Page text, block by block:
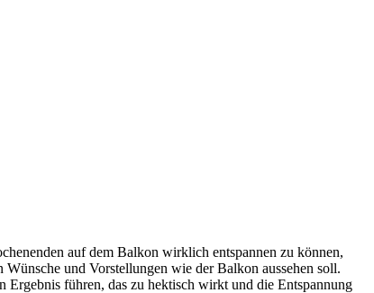
auf dem Balkon wirklich entspannen zu können,
und Vorstellungen wie der Balkon aussehen soll.
führen, das zu hektisch wirkt und die Entspannung